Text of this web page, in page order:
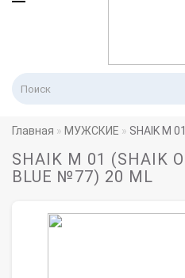
Главная МУЖСКИЕ SHAIK M
SHAIK M 01 (SHAIK
BLUE №77) 20 ML